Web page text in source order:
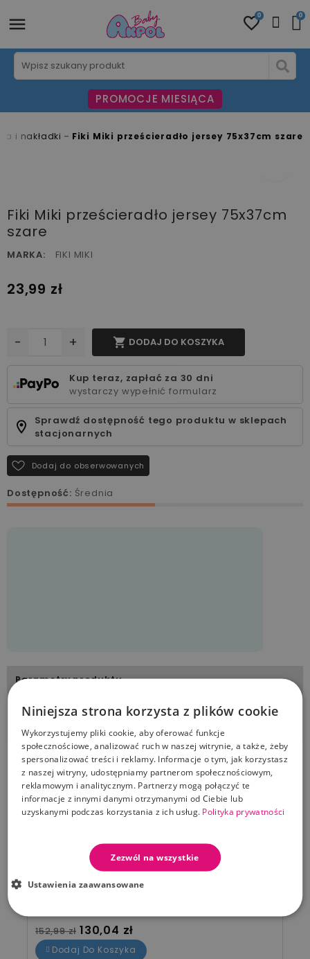
0 0
PROMOCJE MIESIĄCA
i nakładki Fiki Miki prześcieradło jersey 75x37cm szare
Fiki Miki prześcieradło jersey 75x37cm
szare
MARKA: FIKI MIKI
23,99 zł
- +  DODAJ DO KOSZYKA
Kup teraz, zapłać za 30 dni
wystarczy wypełnić formularz
Sprawdź dostępność tego produktu w sklepach
stacjonarnych
Dodaj do obserwowanych
Dostępność: Średnia
Parametry produktu
Dostawa i płatność
Informacje o producencie
PRZECENIONE PRODUKTY Z TEJ SAMEJ KATEGORII
La Millou Prześcieradło bawełniane z gumką
120x60 ( Country berry )
Cena standardowa
152,99 zł Cena
130,04 zł
Dodaj Do Koszyka
Niniejsza strona korzysta z plików cookie
Wykorzystujemy pliki cookie, aby oferować funkcje
społecznościowe, analizować ruch w naszej witrynie, a także, żeby
spersonalizować treści i reklamy. Informacje o tym, jak korzystasz
z naszej witryny, udostępniamy partnerom społecznościowym,
reklamowym i analitycznym. Partnerzy mogą połączyć te
informacje z innymi danymi otrzymanymi od Ciebie lub
uzyskanymi podczas korzystania z ich usług. Polityka prywatności
Zezwól na wszystkie
Ustawienia zaawansowane